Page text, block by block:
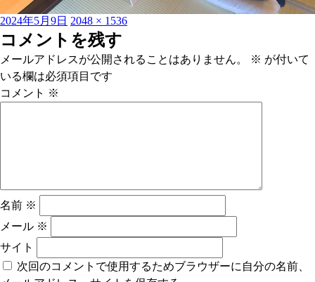
投
稿
日:
2024年5月9日 フ
ル
サ
イ
ズ
2048 × 1536
コメントを残す
メールアドレスが公開されることはありません。 ※ が付いて
いる欄は必須項目です
コメント ※
名前 ※
メール ※
サイト
次回のコメントで使用するためブラウザーに自分の名前、